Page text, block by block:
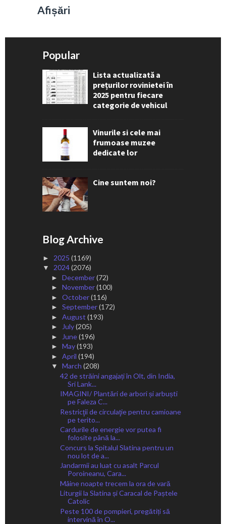
Afișări
Popular
Lista actualizată a
prețurilor rovinietei în
2025 pentru fiecare
categorie de vehicul
Vinurile si cele mai
frumoase muzee
dedicate lor
Cine suntem noi?
Blog Archive
► 2025 (1169)
▼ 2024(2076)
► December(72)
► November(100)
► October(116)
► September(172)
► August (193)
► July(205)
► June(196)
► May(193)
► April (194)
▼ March (208)
42 de străini angajați în Olt, din India,
Sri Lank...
IMAGINI/ Plantări de arbori și arbuști
pe Faleza C...
Restricţii de circulaţie pentru camioane
pe terito...
Cardurile de energie vor putea fi
folosite până la...
Concurs la Spitalul Slatina pentru un
nou lot de a...
Jandarmii au luat cu asalt Parcul
Poroineanu, Cara...
Mâine noapte trecem la ora de vară
Liturgii la Slatina și Caracal de Paștele
Catolic
Peste 100 de pompieri, pregătiți să
intervină în O...